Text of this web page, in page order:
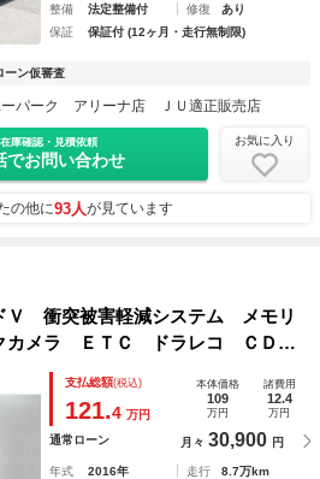
整備
法定整備付 修復
あり
保証
保証付 (12ヶ月・走行無制限)
ーン仮審査
パーク アリーナ店 ＪＵ適正販売店
庫確認・見積依頼
でお問い合わせ
お気に入り
の他に93人が見ています
Ｖ 衝突被害軽減システム メモリ
カメラ ＥＴＣ ドラレコ ＣＤ
続可 ＤＶＤ再生 後席モニター
ル ＬＥＤヘッドランプ 乗車定員
支払総額(税込)
121.4 万円
本体価格
109
万円
諸費用
12.4
万円
通常ローン 月々 30,900 円
年式 2016年 走行
8.7万km